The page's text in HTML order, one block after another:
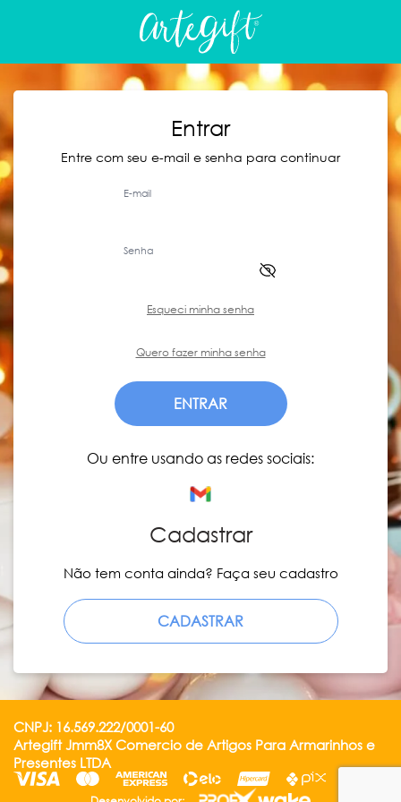
Entrar
Entre com seu e-mail e senha para continuar
E-mail
Senha
Esqueci minha senha
Quero fazer minha senha
ENTRAR
Ou entre usando as redes sociais:
Cadastrar
Não tem conta ainda? Faça seu cadastro
CADASTRAR
CNPJ: 16.569.222/0001-60
Artegift Jmm8X Comercio de Artigos Para Armarinhos e
Presentes LTDA